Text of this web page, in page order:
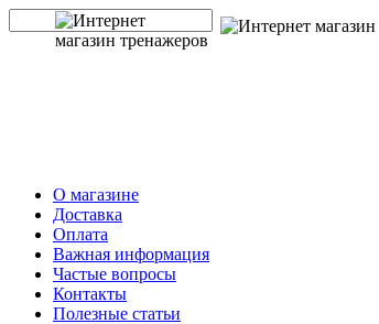
О магазине
Доставка
Оплата
Важная информация
Частые вопросы
Контакты
Полезные статьи